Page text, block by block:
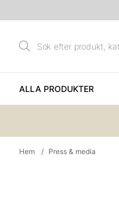
ALLA PRODUKTER
Hem Press & media